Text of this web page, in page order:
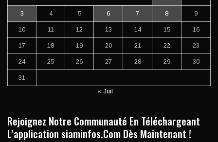
3 4 5 6 7 8 9
10 11 12 13 14 15 16
17 18 19 20 21 22 23
24 25 26 27 28 29 30
31
« Juil
Rejoignez Notre Communauté En Téléchargeant
L’application siaminfos.Com Dès Maintenant !